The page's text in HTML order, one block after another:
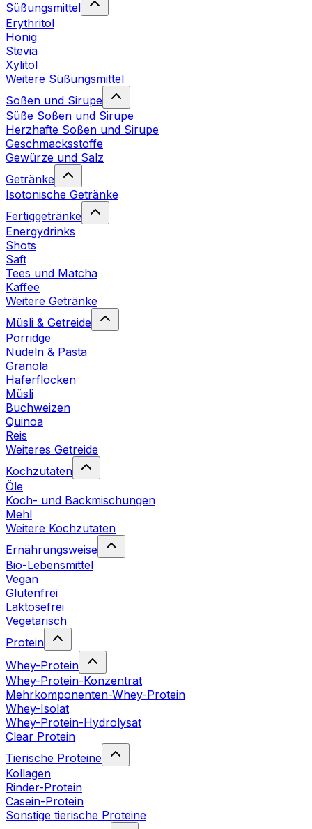
Süßungsmittel
Erythritol
Honig
Stevia
Xylitol
Weitere Süßungsmittel
Soßen und Sirupe
Süße Soßen und Sirupe
Herzhafte Soßen und Sirupe
Geschmacksstoffe
Gewürze und Salz
Getränke
Isotonische Getränke
Fertiggetränke
Energydrinks
Shots
Saft
Tees und Matcha
Kaffee
Weitere Getränke
Müsli & Getreide
Porridge
Nudeln & Pasta
Granola
Haferflocken
Müsli
Buchweizen
Quinoa
Reis
Weiteres Getreide
Kochzutaten
Öle
Koch- und Backmischungen
Mehl
Weitere Kochzutaten
Ernährungsweise
Bio-Lebensmittel
Vegan
Glutenfrei
Laktosefrei
Vegetarisch
Protein
Whey-Protein
Whey-Protein-Konzentrat
Mehrkomponenten-Whey-Protein
Whey-Isolat
Whey-Protein-Hydrolysat
Clear Protein
Tierische Proteine
Kollagen
Rinder-Protein
Casein-Protein
Sonstige tierische Proteine